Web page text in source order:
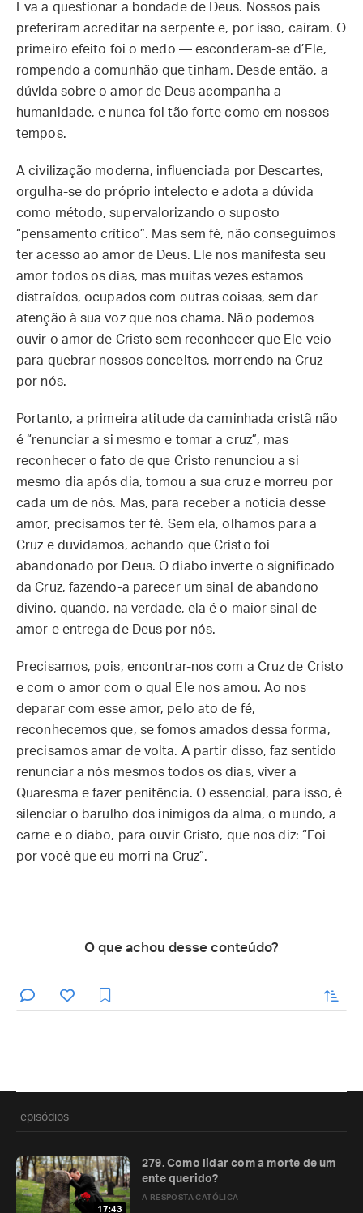
Eva a questionar a bondade de Deus. Nossos pais
preferiram acreditar na serpente e, por isso, caíram. O
primeiro efeito foi o medo — esconderam-se d’Ele,
rompendo a comunhão que tinham. Desde então, a
dúvida sobre o amor de Deus acompanha a
humanidade, e nunca foi tão forte como em nossos
tempos.
A civilização moderna, influenciada por Descartes,
orgulha-se do próprio intelecto e adota a dúvida
como método, supervalorizando o suposto
“pensamento crítico”. Mas sem fé, não conseguimos
ter acesso ao amor de Deus. Ele nos manifesta seu
amor todos os dias, mas muitas vezes estamos
distraídos, ocupados com outras coisas, sem dar
atenção à sua voz que nos chama. Não podemos
ouvir o amor de Cristo sem reconhecer que Ele veio
para quebrar nossos conceitos, morrendo na Cruz
por nós.
Portanto, a primeira atitude da caminhada cristã não
é “renunciar a si mesmo e tomar a cruz”, mas
reconhecer o fato de que Cristo renunciou a si
mesmo dia após dia, tomou a sua cruz e morreu por
cada um de nós. Mas, para receber a notícia desse
amor, precisamos ter fé. Sem ela, olhamos para a
Cruz e duvidamos, achando que Cristo foi
abandonado por Deus. O diabo inverte o significado
da Cruz, fazendo-a parecer um sinal de abandono
divino, quando, na verdade, ela é o maior sinal de
amor e entrega de Deus por nós.
Precisamos, pois, encontrar-nos com a Cruz de Cristo
e com o amor com o qual Ele nos amou. Ao nos
deparar com esse amor, pelo ato de fé,
reconhecemos que, se fomos amados dessa forma,
precisamos amar de volta. A partir disso, faz sentido
renunciar a nós mesmos todos os dias, viver a
Quaresma e fazer penitência. O essencial, para isso, é
silenciar o barulho dos inimigos da alma, o mundo, a
carne e o diabo, para ouvir Cristo, que nos diz: “Foi
por você que eu morri na Cruz”.
O que achou desse conteúdo?
enviar
episódios
17:43
A RESPOSTA CATÓLICA
279. Como lidar com a morte de um
ente querido?